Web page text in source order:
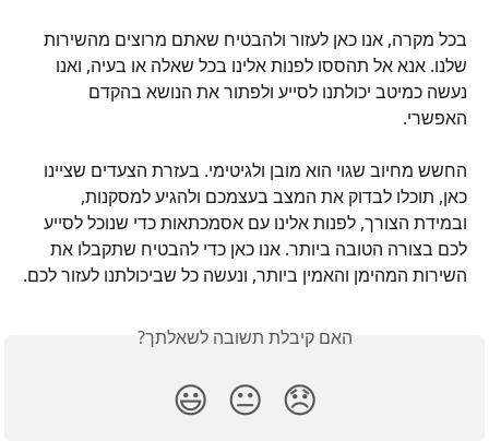
בכל מקרה, אנו כאן לעזור ולהבטיח שאתם מרוצים מהשירות
שלנו. אנא אל תהססו לפנות אלינו בכל שאלה או בעיה, ואנו
נעשה כמיטב יכולתנו לסייע ולפתור את הנושא בהקדם
האפשרי.
החשש מחיוב שגוי הוא מובן ולגיטימי. בעזרת הצעדים שציינו
כאן, תוכלו לבדוק את המצב בעצמכם ולהגיע למסקנות,
ובמידת הצורך, לפנות אלינו עם אסמכתאות כדי שנוכל לסייע
לכם בצורה הטובה ביותר. אנו כאן כדי להבטיח שתקבלו את
השירות המהימן והאמין ביותר, ונעשה כל שביכולתנו לעזור לכם.
האם קיבלת תשובה לשאלתך?
😞
😐
😃